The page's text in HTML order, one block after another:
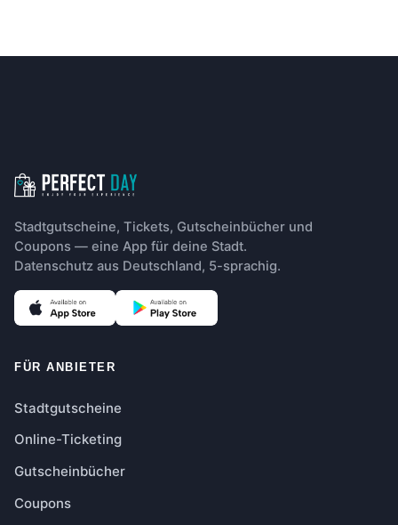
Stadtgutscheine, Tickets, Gutscheinbücher und
Coupons — eine App für deine Stadt.
Datenschutz aus Deutschland, 5-sprachig.
FÜR ANBIETER
Stadtgutscheine
Online-Ticketing
Gutscheinbücher
Coupons